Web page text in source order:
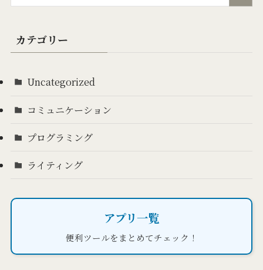
カテゴリー
Uncategorized
コミュニケーション
プログラミング
ライティング
アプリ一覧
便利ツールをまとめてチェック！